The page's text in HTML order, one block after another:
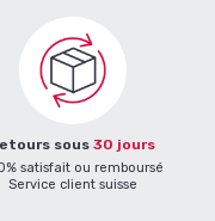
sous 30 jours
satisfait ou remboursé
Service client suisse